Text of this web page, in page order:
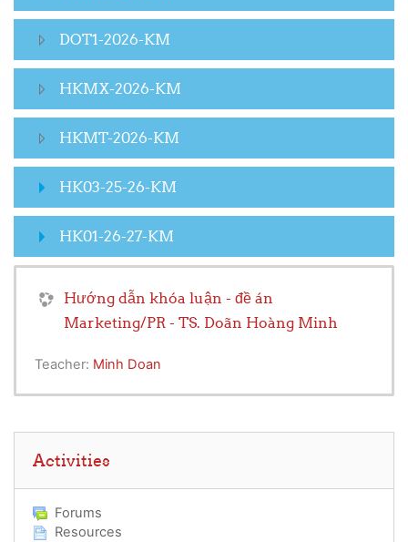
DOT1-2026-KM
HKMX-2026-KM
HKMT-2026-KM
HK03-25-26-KM
HK01-26-27-KM
Hướng dẫn khóa luận - đề án
Marketing/PR - TS. Doãn Hoàng Minh
Teacher: Minh Doan
Activities
Forums
Resources